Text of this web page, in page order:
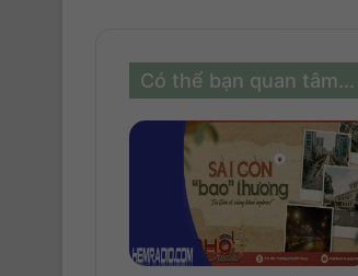
Có thể bạn quan tâm...